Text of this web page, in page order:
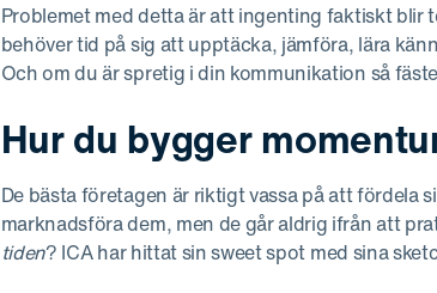
Problemet med detta är att ingenting faktiskt blir
behöver tid på sig att upptäcka, jämföra, lära
Och om du är spretig i din kommunikation så
Hur du bygger
De bästa företagen är riktigt vassa på att fördela
marknadsföra dem, men de går aldrig ifrån att
tiden? ICA har hittat sin sweet spot med sina